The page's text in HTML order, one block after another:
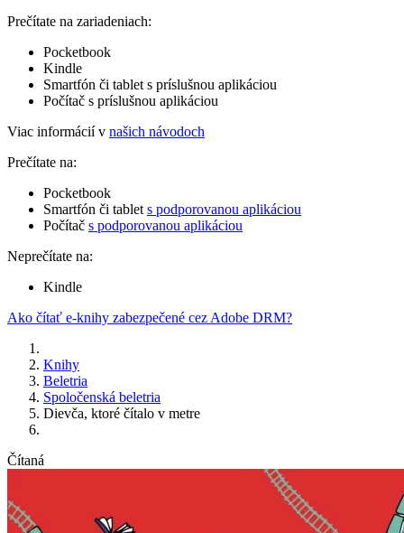
Prečítate na zariadeniach:
Pocketbook
Kindle
Smartfón či tablet s príslušnou aplikáciou
Počítač s príslušnou aplikáciou
Viac informácií v našich návodoch
Prečítate na:
Pocketbook
Smartfón či tablet s podporovanou aplikáciou
Počítač s podporovanou aplikáciou
Neprečítate na:
Kindle
Ako čítať e-knihy zabezpečené cez Adobe DRM?
Knihy
Beletria
Spoločenská beletria
Dievča, ktoré čítalo v metre
Čítaná